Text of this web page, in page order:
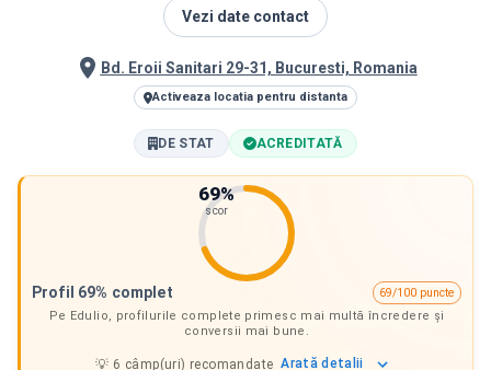
Vezi date contact
Bd. Eroii Sanitari 29-31, Bucuresti, Romania
Activeaza locatia pentru distanta
DE STAT ACREDITATĂ
69%
scor
Profil 69% complet
69/100 puncte
Pe Edulio, profilurile complete primesc mai multă încredere și
conversii mai bune.
💡 6 câmp(uri) recomandate Arată detalii